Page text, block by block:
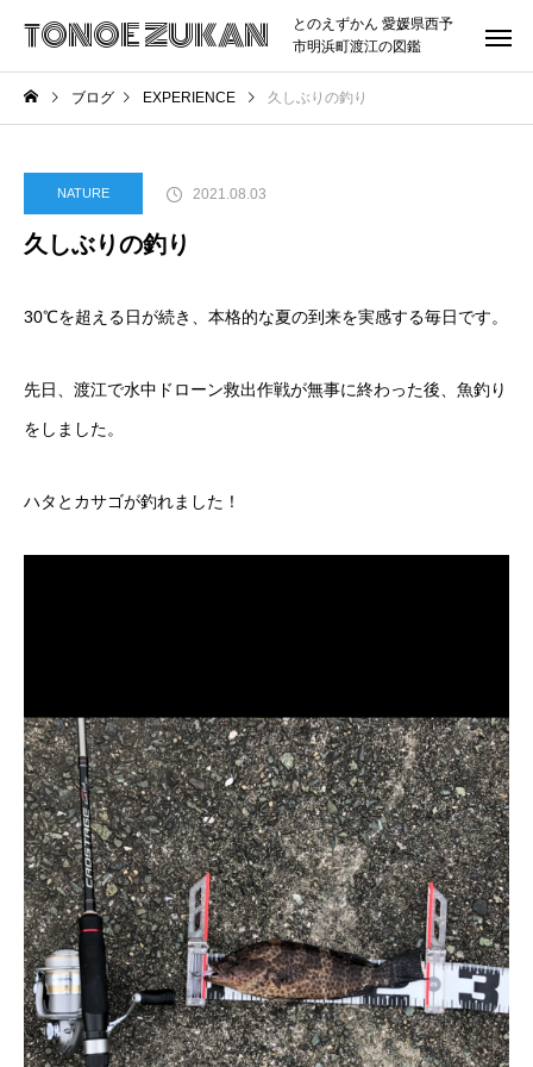
TONOE ZUKAN
とのえずかん 愛媛県西予
市明浜町渡江の図鑑
ブログ EXPERIENCE 久しぶりの釣り
NATURE 2021.08.03
久しぶりの釣り
30℃を超える日が続き、本格的な夏の到来を実感する毎日です。
先日、渡江で水中ドローン救出作戦が無事に終わった後、魚釣り
をしました。
ハタとカサゴが釣れました！